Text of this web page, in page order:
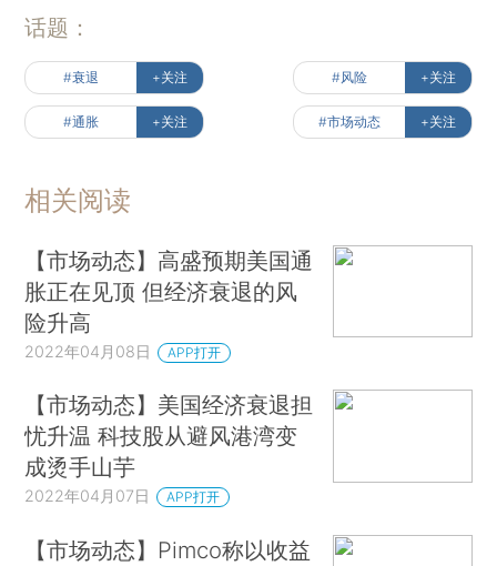
话题：
#衰退 +关注 #风险 +关注
#通胀 +关注 #市场动态 +关注
相关阅读
【市场动态】高盛预期美国通
胀正在见顶 但经济衰退的风
险升高
2022年04月08日 APP打开
【市场动态】美国经济衰退担
忧升温 科技股从避风港湾变
成烫手山芋
2022年04月07日 APP打开
【市场动态】Pimco称以收益